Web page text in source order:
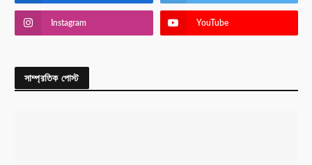
Instagram YouTube
সাম্প্রতিক পোস্ট